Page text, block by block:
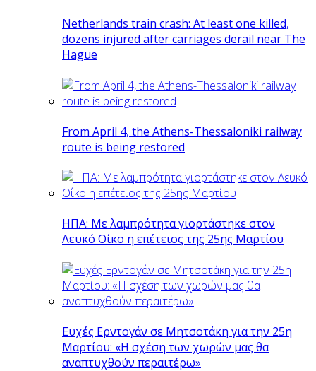
Netherlands train crash: At least one killed,
dozens injured after carriages derail near The
Hague
From April 4, the Athens-Thessaloniki railway
route is being restored
ΗΠΑ: Με λαμπρότητα γιορτάστηκε στον
Λευκό Οίκο η επέτειος της 25ης Μαρτίου
Ευχές Ερντογάν σε Μητσοτάκη για την 25η
Μαρτίου: «Η σχέση των χωρών μας θα
αναπτυχθούν περαιτέρω»